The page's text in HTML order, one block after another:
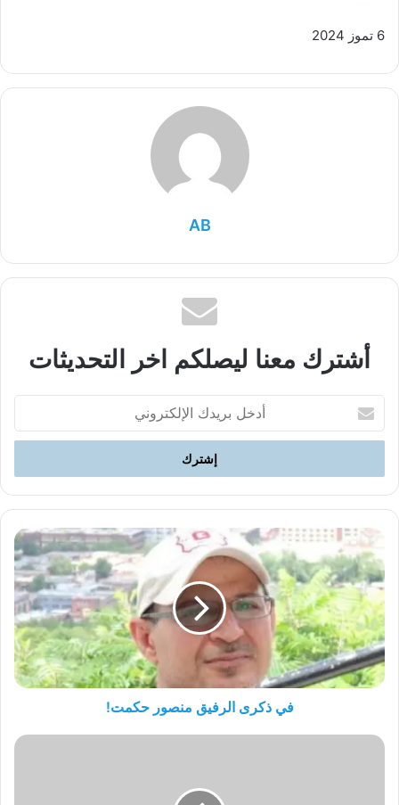
6 تموز 2024
AB
أشترك معنا ليصلكم اخر التحديثات
أدخل
بريدك
الإلكتروني
ذكرى
الرفيق
منصور
حكمت!
في ذكرى الرفيق منصور حكمت!
الى